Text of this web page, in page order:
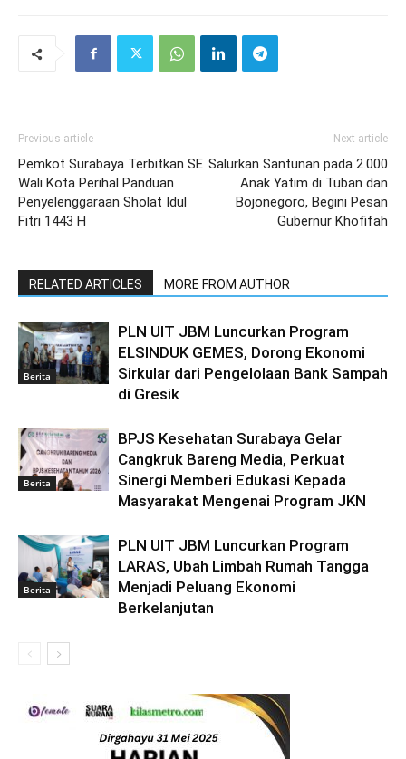
Previous article
Pemkot Surabaya Terbitkan SE
Wali Kota Perihal Panduan
Penyelenggaraan Sholat Idul
Fitri 1443 H
Next article
Salurkan Santunan pada 2.000
Anak Yatim di Tuban dan
Bojonegoro, Begini Pesan
Gubernur Khofifah
RELATED ARTICLES MORE FROM AUTHOR
Berita
PLN UIT JBM Luncurkan Program
ELSINDUK GEMES, Dorong Ekonomi
Sirkular dari Pengelolaan Bank Sampah
di Gresik
Berita
BPJS Kesehatan Surabaya Gelar
Cangkruk Bareng Media, Perkuat
Sinergi Memberi Edukasi Kepada
Masyarakat Mengenai Program JKN
Berita
PLN UIT JBM Luncurkan Program
LARAS, Ubah Limbah Rumah Tangga
Menjadi Peluang Ekonomi
Berkelanjutan